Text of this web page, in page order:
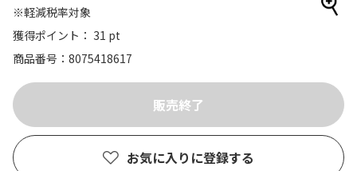
※軽減税率対象
獲得ポイント： 31 pt
商品番号
8075418617
お気に入りに登録する